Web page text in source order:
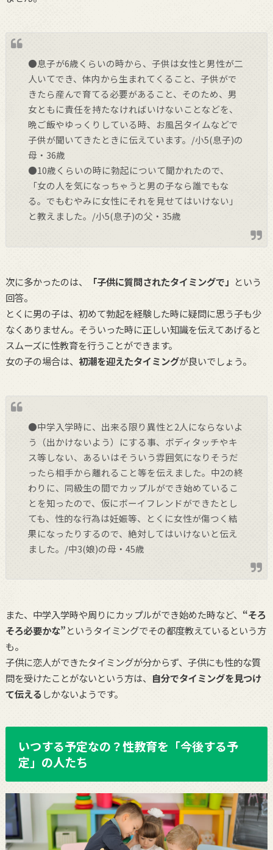
●息子が6歳くらいの時から、子供は女性と男性が二
人いてでき、体内から生まれてくること、子供がで
きたら産んで育てる必要があること、そのため、男
女ともに責任を持たなければいけないことなどを、
晩ご飯やゆっくりしている時、お風呂タイムなどで
子供が聞いてきたときに伝えています。/小5(息子)の
母・36歳
●10歳くらいの時に勃起について聞かれたので、
「女の人を気になっちゃうと男の子なら誰でもな
る。でもむやみに女性にそれを見せてはいけない」
と教えました。/小5(息子)の父・35歳
次に多かったのは、 「子供に質問されたタイミングで」 という
回答。
とくに男の子は、初めて勃起を経験した時に疑問に思う子も少
なくありません。そういった時に正しい知識を伝えてあげると
スムーズに性教育を行うことができます。
女の子の場合は、 初潮を迎えたタイミングが良いでしょう。
●中学入学時に、出来る限り異性と2人にならないよ
う（出かけないよう）にする事、ボディタッチやキ
ス等しない、あるいはそういう雰囲気になりそうだ
ったら相手から離れること等を伝えました。中2の終
わりに、同級生の間でカップルができ始めているこ
とを知ったので、仮にボーイフレンドができたとし
ても、性的な行為は妊娠等、とくに女性が傷つく結
果になったりするので、絶対してはいけないと伝え
ました。/中3(娘)の母・45歳
また、中学入学時や周りにカップルができ始めた時など、 “そろ
そろ必要かな”というタイミングでその都度教えているという方
も。
子供に恋人ができたタイミングが分からず、子供にも性的な質
問を受けたことがないという方は、 自分でタイミングを見つけ
て伝える しかないようです。
いつする予定なの？性教育を「今後する予
定」の人たち